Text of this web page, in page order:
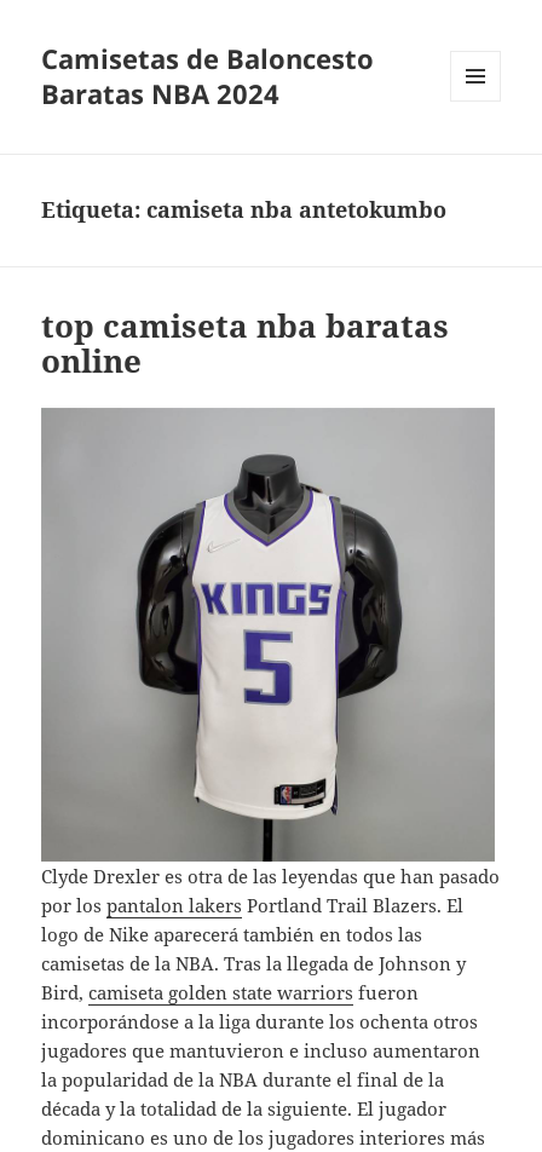
Camisetas de Baloncesto
Baratas NBA 2024
Etiqueta:camiseta nba antetokumbo
top camiseta nba baratas
online
Clyde Drexler es otra de las leyendas que han pasado
por lospantalon lakers Portland Trail Blazers. El
logo de Nike aparecerá también en todos las
camisetas de la NBA. Tras la llegada de Johnson y
Bird,camiseta golden state warriors fueron
incorporándose a la liga durante los ochenta otros
jugadores que mantuvieron e incluso aumentaron
la popularidad de la NBA durante el final de la
década y la totalidad de la siguiente. El jugador
dominicano es uno de los jugadores interiores más